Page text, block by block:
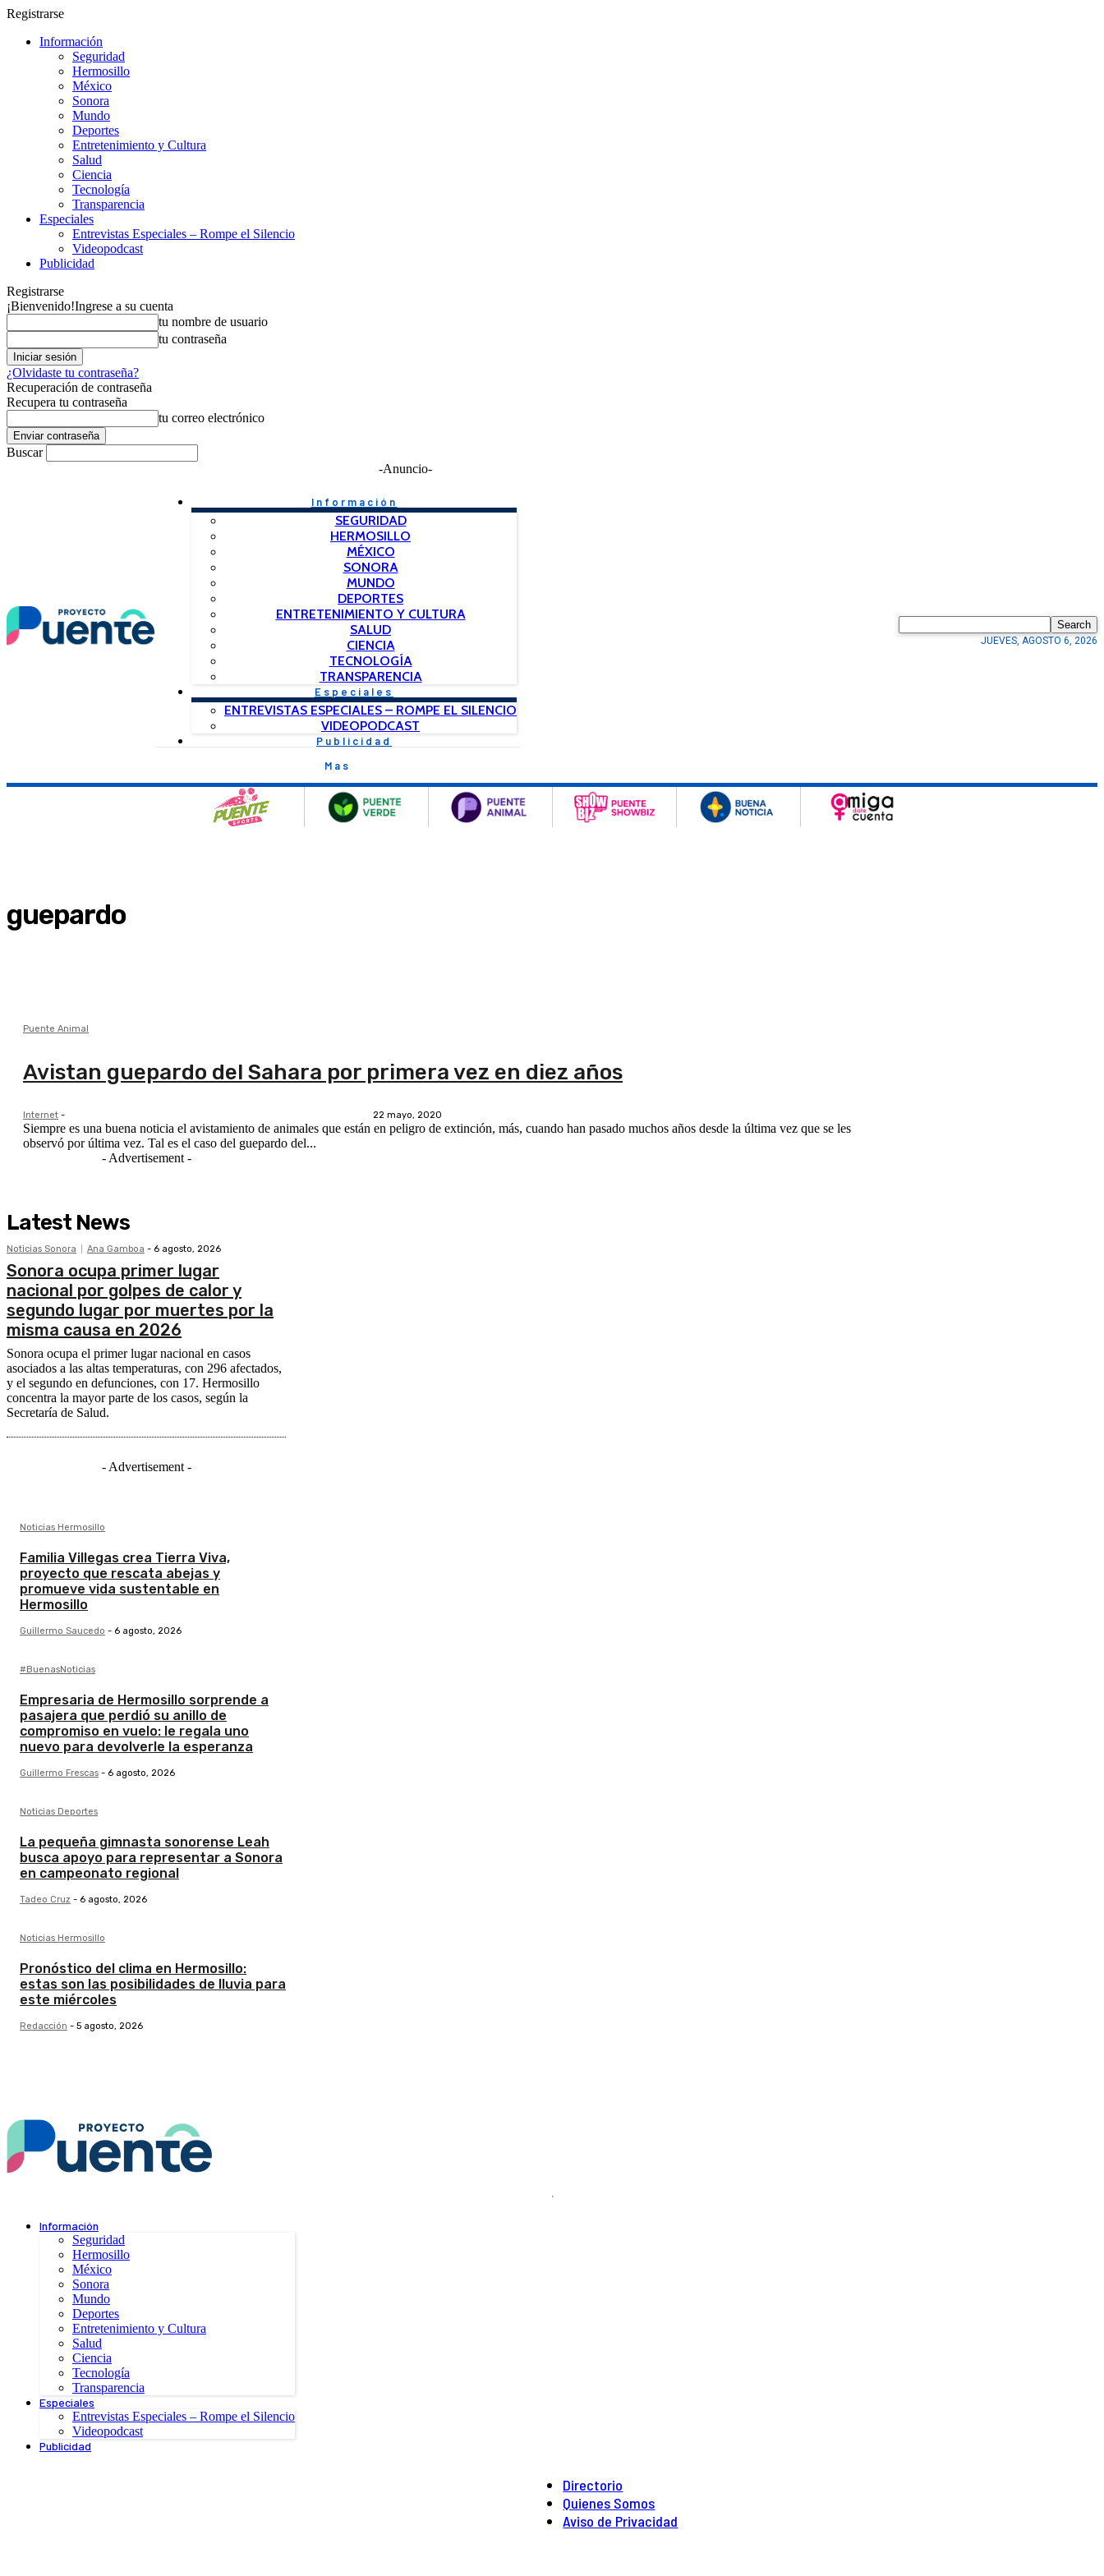
Registrarse
Información
Seguridad
Hermosillo
México
Sonora
Mundo
Deportes
Entretenimiento y Cultura
Salud
Ciencia
Tecnología
Transparencia
Especiales
Entrevistas Especiales – Rompe el Silencio
Videopodcast
Publicidad
Registrarse
¡Bienvenido!Ingrese a su cuenta
tu nombre de usuario
tu contraseña
¿Olvidaste tu contraseña?
Recuperación de contraseña
Recupera tu contraseña
tu correo electrónico
Buscar
-Anuncio-
Información
SEGURIDAD
HERMOSILLO
MÉXICO
SONORA
MUNDO
DEPORTES
ENTRETENIMIENTO Y CULTURA
SALUD
CIENCIA
TECNOLOGÍA
TRANSPARENCIA
Especiales
ENTREVISTAS ESPECIALES – ROMPE EL SILENCIO
VIDEOPODCAST
Publicidad
Mas
Search
JUEVES, AGOSTO 6, 2026
guepardo
Puente Animal
Avistan guepardo del Sahara por primera vez en diez años
Internet - 22 mayo, 2020
Siempre es una buena noticia el avistamiento de animales que están en peligro de extinción, más, cuando han pasado muchos años desde la última vez que se les
observó por última vez. Tal es el caso del guepardo del...
- Advertisement -
Latest News
Noticias Sonora Ana Gamboa - 6 agosto, 2026
Sonora ocupa primer lugar
nacional por golpes de calor y
segundo lugar por muertes por la
misma causa en 2026
Sonora ocupa el primer lugar nacional en casos
asociados a las altas temperaturas, con 296 afectados,
y el segundo en defunciones, con 17. Hermosillo
concentra la mayor parte de los casos, según la
Secretaría de Salud.
- Advertisement -
Noticias Hermosillo
Familia Villegas crea Tierra Viva,
proyecto que rescata abejas y
promueve vida sustentable en
Hermosillo
Guillermo Saucedo - 6 agosto, 2026
#BuenasNoticias
Empresaria de Hermosillo sorprende a
pasajera que perdió su anillo de
compromiso en vuelo: le regala uno
nuevo para devolverle la esperanza
Guillermo Frescas - 6 agosto, 2026
Noticias Deportes
La pequeña gimnasta sonorense Leah
busca apoyo para representar a Sonora
en campeonato regional
Tadeo Cruz - 6 agosto, 2026
Noticias Hermosillo
Pronóstico del clima en Hermosillo:
estas son las posibilidades de lluvia para
este miércoles
Redacción - 5 agosto, 2026
.
Información
Seguridad
Hermosillo
México
Sonora
Mundo
Deportes
Entretenimiento y Cultura
Salud
Ciencia
Tecnología
Transparencia
Especiales
Entrevistas Especiales – Rompe el Silencio
Videopodcast
Publicidad
Directorio
Quienes Somos
Aviso de Privacidad